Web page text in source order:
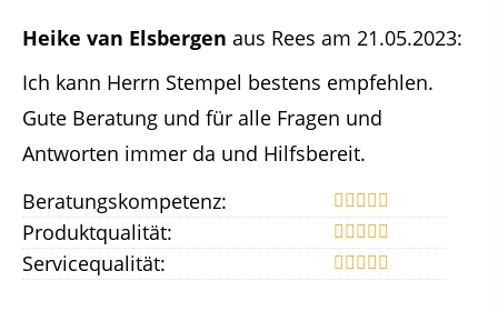
Heike van Elsbergen aus Rees am 21.05.2023:
Ich kann Herrn Stempel bestens empfehlen.
Gute Beratung und für alle Fragen und
Antworten immer da und Hilfsbereit.
Beratungskompetenz:
Produktqualität:
Servicequalität: